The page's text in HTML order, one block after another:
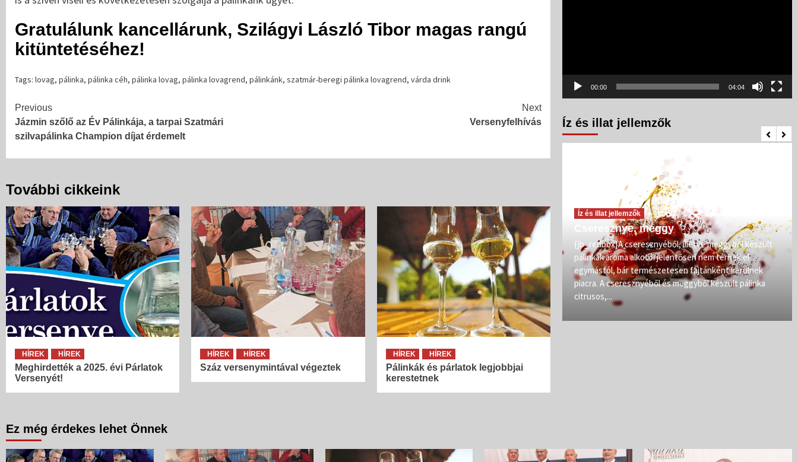
Gratulálunk kancellárunk, Szilágyi László Tibor magas rangú
kitüntetéséhez!
Tags: lovag, pálinka, pálinka céh, pálinka lovag, pálinka lovagrend, pálinkánk, szatmár-beregi pálinka lovagrend, várda drink
Continue
Reading
Previous
Jázmin szőlő az Év Pálinkája, a tarpai Szatmári
szilvapálinka Champion díjat érdemelt
Next
Versenyfelhívás
További cikkeink
HÍREK HÍREK
Meghirdették a 2025. évi Párlatok
Versenyét!
HÍREK HÍREK
Száz versenymintával végeztek
HÍREK HÍREK
Pálinkák és párlatok legjobbjai
kerestetnek
00:00 04:04
Íz és illat jellemzők
Szilva
{jb_purplebox}Szilvából nyert pálinkák illatösszetevőit
tekintve egyszerű szerkezetűek, ugyanakkor
fajsúlyosak, férfiasak, szépen kiegyensúlyozott
gyümölcsös édességgel és hársfavirág-jelleggel, szép
és lágy vaníliás, fahéjas fűszerességgel. Illatalkotóiban
a csokoládés,...
Íz és illat jellemzők
Cseresznye, meggy
{jb_redbox}A cseresznyéből, illetve meggyből készült
pálinkák aroma alkotói jelentősen nem térnek el
egymástól, bár természetesen fajtánként kerülnek
piacra. A cseresznyéből és meggyből készült pálinka
citrusos,...
Ez még érdekes lehet Önnek